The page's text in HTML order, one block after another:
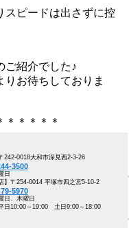
スピードは出さずに控
ご紹介でした♪
りお待ちしておりま
＊＊＊＊＊
242-0018大和市深見西2-3-26
3500
日
】〒254-0014 平塚市四之宮5-10-2
5970
日、木曜日
日10:00～19:00 土日9:00～18:00